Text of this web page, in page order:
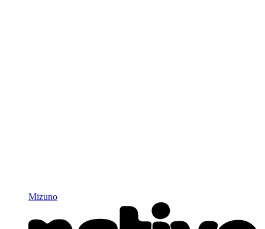
Mizuno